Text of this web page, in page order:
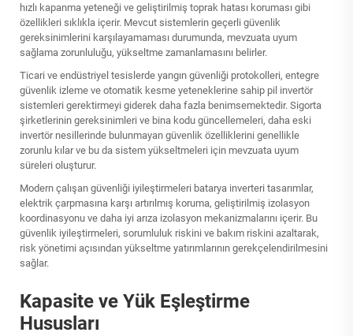
hızlı kapanma yeteneği ve geliştirilmiş toprak hatası koruması gibi
özellikleri sıklıkla içerir. Mevcut sistemlerin geçerli güvenlik
gereksinimlerini karşılayamaması durumunda, mevzuata uyum
sağlama zorunluluğu, yükseltme zamanlamasını belirler.
Ticari ve endüstriyel tesislerde yangın güvenliği protokolleri, entegre
güvenlik izleme ve otomatik kesme yeteneklerine sahip pil invertör
sistemleri gerektirmeyi giderek daha fazla benimsemektedir. Sigorta
şirketlerinin gereksinimleri ve bina kodu güncellemeleri, daha eski
invertör nesillerinde bulunmayan güvenlik özelliklerini genellikle
zorunlu kılar ve bu da sistem yükseltmeleri için mevzuata uyum
süreleri oluşturur.
Modern çalışan güvenliği iyileştirmeleri batarya inverteri tasarımlar,
elektrik çarpmasına karşı artırılmış koruma, geliştirilmiş izolasyon
koordinasyonu ve daha iyi arıza izolasyon mekanizmalarını içerir. Bu
güvenlik iyileştirmeleri, sorumluluk riskini ve bakım riskini azaltarak,
risk yönetimi açısından yükseltme yatırımlarının gerekçelendirilmesini
sağlar.
Kapasite ve Yük Eşleştirme
Hususları